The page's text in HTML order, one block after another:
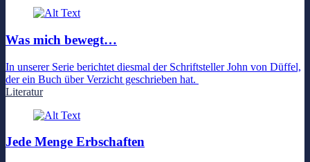
Was mich bewegt…
In unserer Serie berichtet diesmal der Schriftsteller John von Düffel,
der ein Buch über Verzicht geschrieben hat.
Literatur
Jede Menge Erbschaften